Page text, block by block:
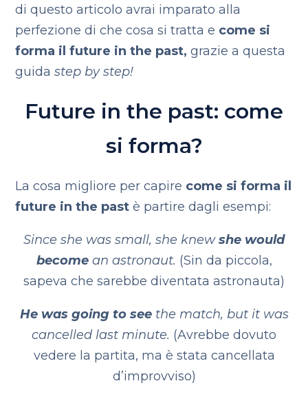
di questo articolo avrai imparato alla
perfezione di che cosa si tratta e come si
forma il future in the past, grazie a questa
guidastep by step!
Future in the past: come
si forma?
La cosa migliore per capire come si forma il
future in the pastè partire dagli esempi:
Since she was small, she knewshe would
becomean astronaut. (Sin da piccola,
sapeva che sarebbe diventata astronauta)
He was going to seethe match, but it was
cancelled last minute. (Avrebbe dovuto
vedere la partita, ma è stata cancellata
d’improvviso)